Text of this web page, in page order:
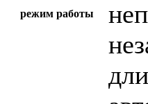
режим работы